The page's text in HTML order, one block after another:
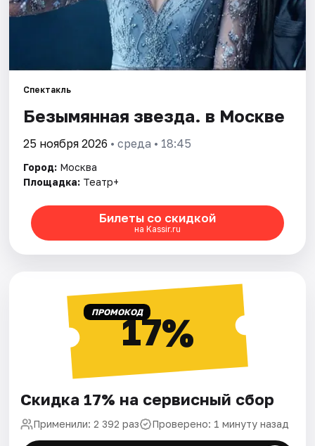
Спектакль
Безымянная звезда. в Москве
25 ноября 2026 • среда • 18:45
Город: Москва
Площадка: Театр+
Билеты со скидкой
на Kassir.ru
ПРОМОКОД17%
Скидка 17% на сервисный сбор
Применили: 2 392 раз Проверено: 1 минуту назад